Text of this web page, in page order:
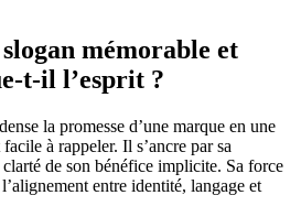
slogan mémorable et
t-il l’esprit ?
la promesse d’une marque en une
à rappeler. Il s’ancre par sa
de son bénéfice implicite. Sa force
entre identité, langage et